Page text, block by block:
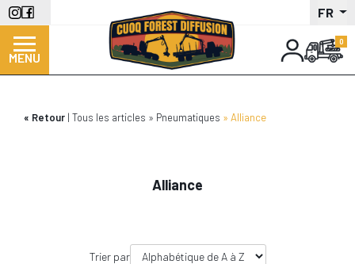
Aller
au
contenu
principal
FR
MENU
Retour Tous les articles Pneumatiques Alliance
Alliance
Trier par